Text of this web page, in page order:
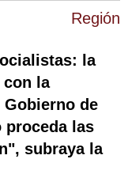
Región
la
con la
de
proceda las
subraya la